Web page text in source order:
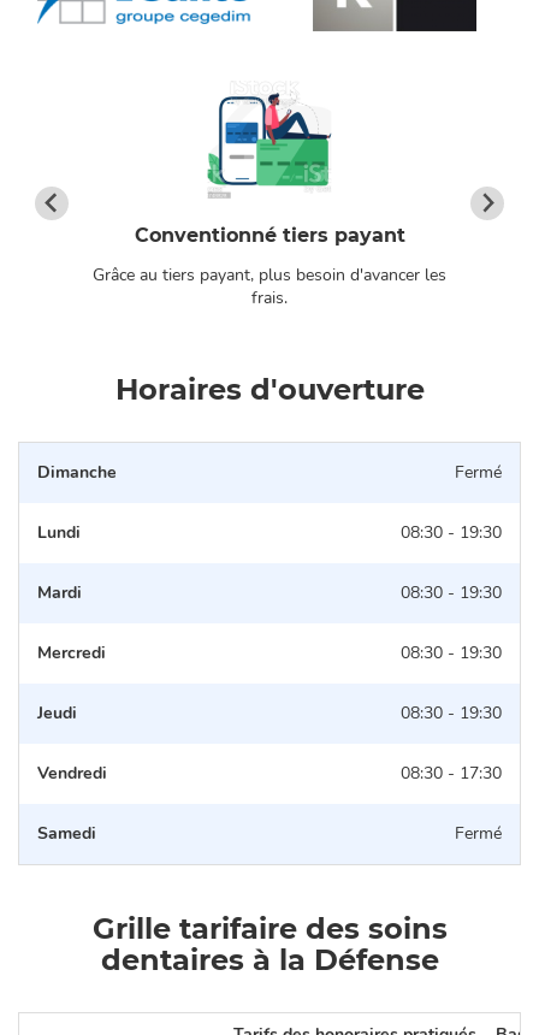
Conventionné tiers payant
Grâce au tiers payant, plus besoin d'avancer les
frais.
Horaires d'ouverture
Dimanche Fermé
Lundi 08:30 - 19:30
Mardi 08:30 - 19:30
Mercredi 08:30 - 19:30
Jeudi 08:30 - 19:30
Vendredi 08:30 - 17:30
Samedi Fermé
Grille tarifaire des soins
dentaires à la Défense